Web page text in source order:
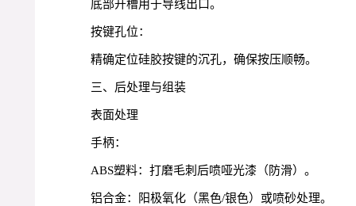
底部开槽用于导线出口。
按键孔位：
精确定位硅胶按键的沉孔，确保按压顺畅。
三、后处理与组装
表面处理
手柄：
ABS塑料：打磨毛刺后喷哑光漆（防滑）。
铝合金：阳极氧化（黑色/银色）或喷砂处理。